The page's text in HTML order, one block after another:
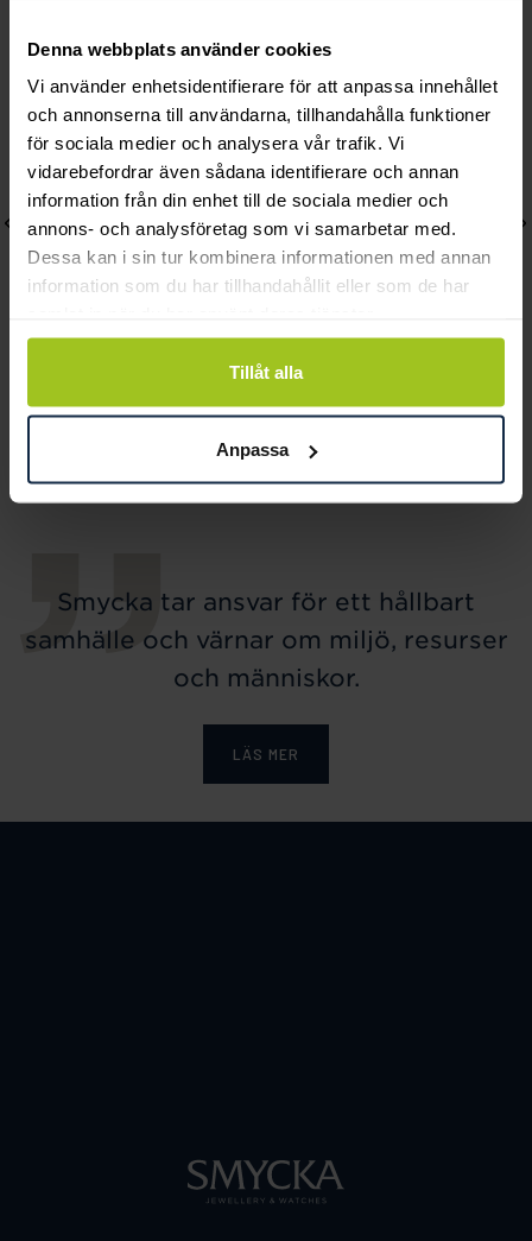
Denna webbplats använder cookies
Vi använder enhetsidentifierare för att anpassa innehållet
och annonserna till användarna, tillhandahålla funktioner
för sociala medier och analysera vår trafik. Vi
vidarebefordrar även sådana identifierare och annan
information från din enhet till de sociala medier och
annons- och analysföretag som vi samarbetar med.
Dessa kan i sin tur kombinera informationen med annan
information som du har tillhandahållit eller som de har
Tillåt alla
Anpassa
Star Örhängen Green
Pris:205 kr
205 kr
Pendant Fixed Star
Örhänge
Pris:309 kr
309 kr
Smycka tar ansvar för ett hållbart
samhälle och värnar om miljö, resurser
och människor.
LÄS MER